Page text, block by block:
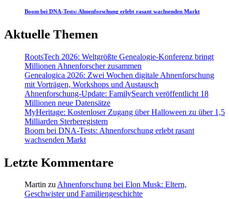
Boom bei DNA-Tests: Ahnenforschung erlebt rasant wachsenden Markt
Aktuelle Themen
RootsTech 2026: Weltgrößte Genealogie-Konferenz bringt
Millionen Ahnenforscher zusammen
Genealogica 2026: Zwei Wochen digitale Ahnenforschung
mit Vorträgen, Workshops und Austausch
Ahnenforschung-Update: FamilySearch veröffentlicht 18
Millionen neue Datensätze
MyHeritage: Kostenloser Zugang über Halloween zu über 1,5
Milliarden Sterberegistern
Boom bei DNA-Tests: Ahnenforschung erlebt rasant
wachsenden Markt
Letzte Kommentare
Martin zuAhnenforschung bei Elon Musk: Eltern,
Geschwister und Familiengeschichte